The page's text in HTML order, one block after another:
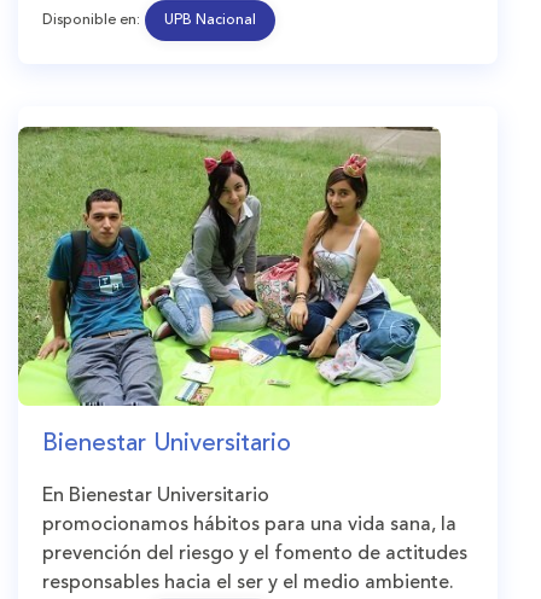
Disponible en: UPB Nacional
Bienestar Universitario
En Bienestar Universitario
promocionamos hábitos para una vida sana, la
prevención del riesgo y el fomento de actitudes
responsables hacia el ser y el medio ambiente.